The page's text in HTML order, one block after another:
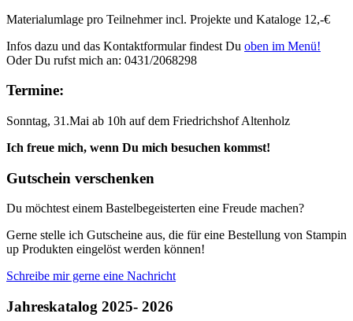
Materialumlage pro Teilnehmer incl. Projekte und Kataloge 12,-€
Infos dazu und das Kontaktformular findest Du oben im Menü!
Oder Du rufst mich an: 0431/2068298
Termine:
Sonntag, 31.Mai ab 10h auf dem Friedrichshof Altenholz
Ich freue mich, wenn Du mich besuchen kommst!
Gutschein verschenken
Du möchtest einem Bastelbegeisterten eine Freude machen?
Gerne stelle ich Gutscheine aus, die für eine Bestellung von Stampin
up Produkten eingelöst werden können!
Schreibe mir gerne eine Nachricht
Jahreskatalog 2025- 2026